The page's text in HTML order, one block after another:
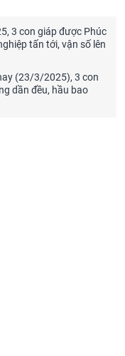
3 con giáp được Phúc
tấn tới, vận số lên
(23/3/2025), 3 con
dần đều, hầu bao